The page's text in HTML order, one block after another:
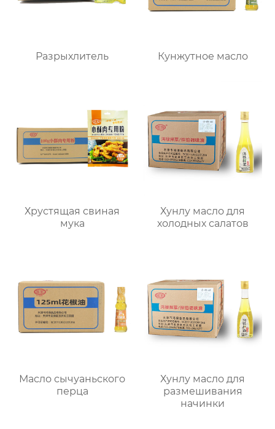
Разрыхлитель Кунжутное масло
Хрустящая свиная
мука
Хунлу масло для
холодных салатов
Масло сычуаньского
перца
Хунлу масло для
размешивания
начинки